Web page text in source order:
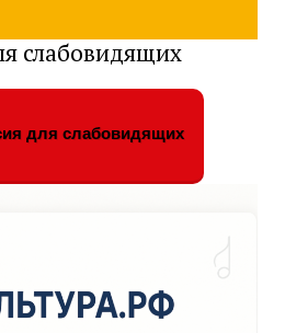
слабовидящих
для слабовидящих